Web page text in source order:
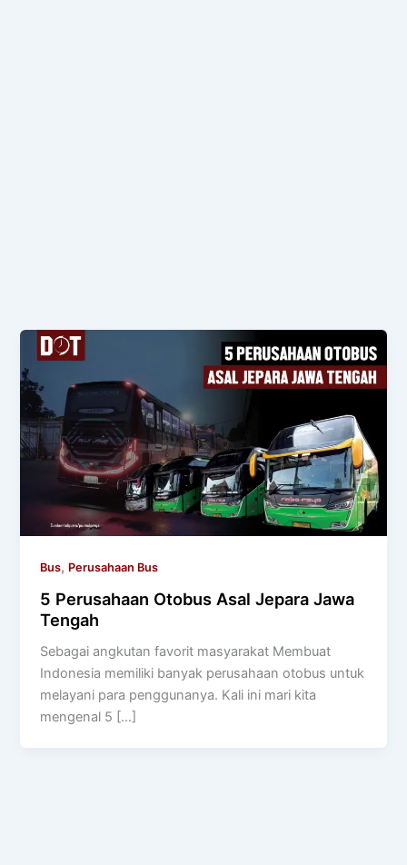
Bus, Perusahaan Bus
5 Perusahaan Otobus Asal Jepara Jawa
Tengah
Sebagai angkutan favorit masyarakat Membuat
Indonesia memiliki banyak perusahaan otobus untuk
melayani para penggunanya. Kali ini mari kita
mengenal 5 […]